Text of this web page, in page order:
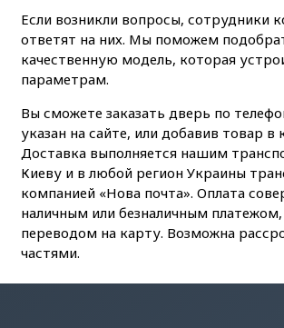
Если возникли вопросы, сотрудники
ответят на них. Мы поможем
качественную модель, которая
параметрам.
Вы сможете заказать дверь по
указан на сайте, или добавив товар в
Доставка выполняется нашим
Киеву и в любой регион Украины
компанией «Нова почта». Оплата
наличным или безналичным
переводом на карту. Возможна
частями.